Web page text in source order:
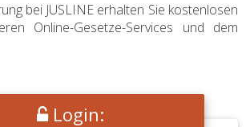
bei JUSLINE erhalten Sie kostenlosen
Online-Gesetze-Services und dem
Login: